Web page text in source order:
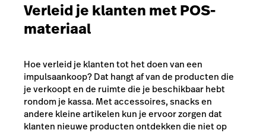
Verleid je klanten met POS-
materiaal
Hoe verleid je klanten tot het doen van een
impulsaankoop? Dat hangt af van de producten die
je verkoopt en de ruimte die je beschikbaar hebt
rondom je kassa. Met accessoires, snacks en
andere kleine artikelen kun je ervoor zorgen dat
klanten nieuwe producten ontdekken die niet op